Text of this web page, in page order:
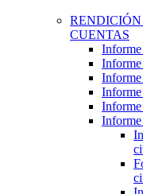
RENDICIÓN
CUENTAS
Informe